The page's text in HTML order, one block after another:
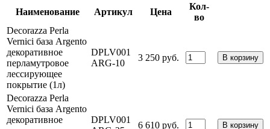
Наименование
Артикул Цена
Кол-
во
Decorazza Perla
Vernici база Argento
декоративное
перламутровое
лессирующее
покрытие (1л)
DPLV001
ARG-10
3 250 руб.
Decorazza Perla
Vernici база Argento
декоративное
DPLV001
6 610 руб.